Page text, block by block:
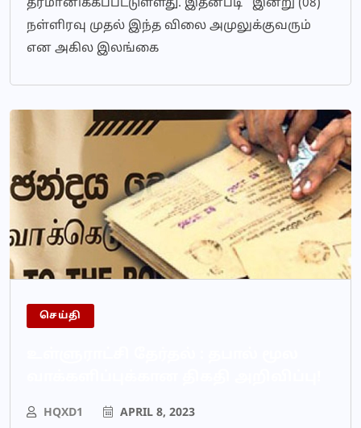
தீர்மானிக்கப்பட்டுள்ளது. இதன்படி இன்று (08)
நள்ளிரவு முதல் இந்த விலை அமுலுக்குவரும்
என அகில இலங்கை
செய்தி
HQXD1 APRIL 8, 2023